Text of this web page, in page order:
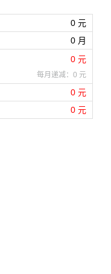
0 元
0 月
0 元
每月递减： 0 元
0 元
0 元